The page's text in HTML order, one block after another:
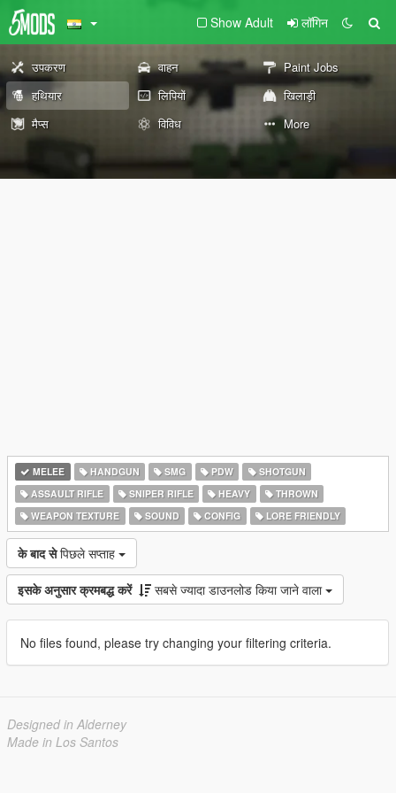
Show Adult लॉगिन
उपकरण वाहन
Paint Jobs
हथियार
लिपियों
खिलाड़ी
मैप्स
विविध More
MELEE HANDGUN SMG PDW
SHOTGUN
ASSAULT RIFLE
SNIPER RIFLE HEAVY
THROWN
WEAPON TEXTURE
SOUND CONFIG LORE FRIENDLY
के बाद से पिछले सप्ताह
इसके अनुसार क्रमबद्ध करें सबसे ज्यादा डाउनलोड किया जाने वाला
No files found, please try changing your filtering criteria.
Designed in Alderney
Made in Los Santos